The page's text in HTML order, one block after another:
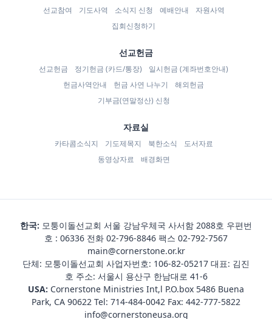
선교참여 기도사역 소식지 신청 예배안내
자원사역
집회신청하기
선교헌금
선교헌금 정기헌금 (카드/통장)
일시헌금 (계좌번호안내)
헌금사역안내
헌금 사연 나누기
해외헌금
기부금(연말정산) 신청
자료실
카타콤소식지 기도제목지 북한소식
도서자료
동영상자료
배경화면
한국: 모퉁이돌선교회 서울 강남우체국 사서함 2088호 우편번
호 : 06336 전화 02-796-8846 팩스 02-792-7567
main@cornerstone.or.kr
단체: 모퉁이돌선교회 사업자번호: 106-82-05217 대표: 김진
호 주소: 서울시 용산구 한남대로 41-6
USA: Cornerstone Ministries Int,l P.O.box 5486 Buena
Park, CA 90622 Tel: 714-484-0042 Fax: 442-777-5822
info@cornerstoneusa.org